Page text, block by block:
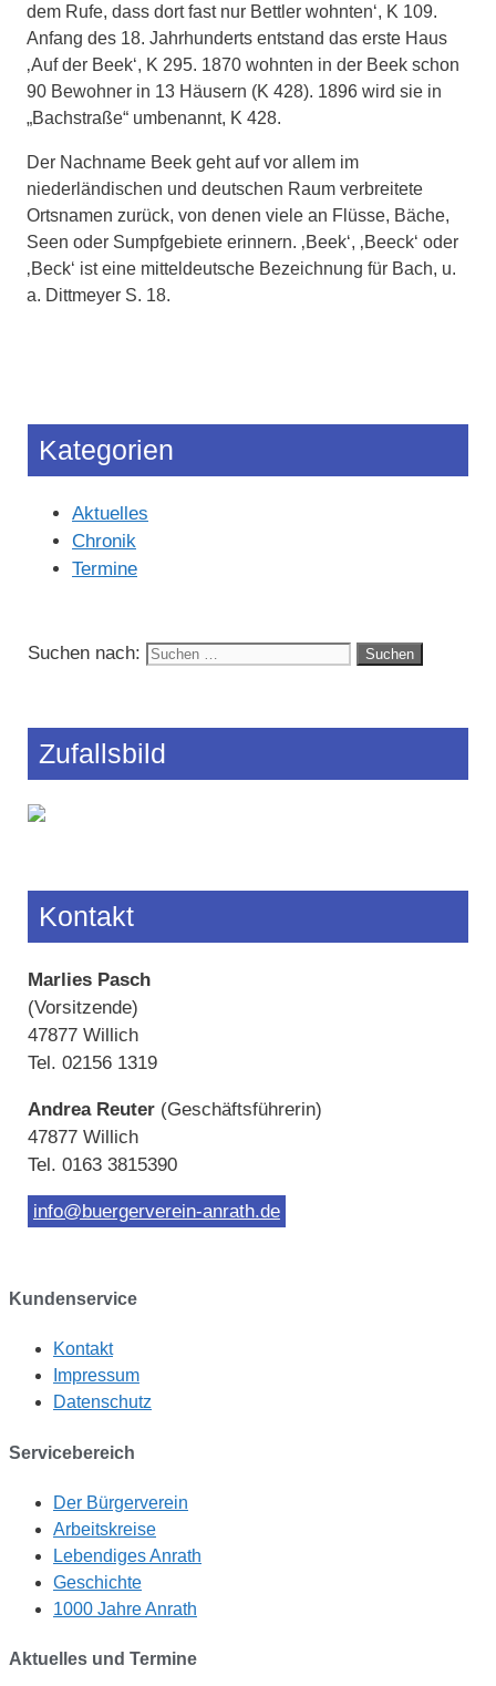
dem Rufe, dass dort fast nur Bettler wohnten‘, K 109.
Anfang des 18. Jahrhunderts entstand das erste Haus
‚Auf der Beek‘, K 295. 1870 wohnten in der Beek schon
90 Bewohner in 13 Häusern (K 428). 1896 wird sie in
„Bachstraße“ umbenannt, K 428.
Der Nachname Beek geht auf vor allem im
niederländischen und deutschen Raum verbreitete
Ortsnamen zurück, von denen viele an Flüsse, Bäche,
Seen oder Sumpfgebiete erinnern. ‚Beek‘, ‚Beeck‘ oder
‚Beck‘ ist eine mitteldeutsche Bezeichnung für Bach, u.
a. Dittmeyer S. 18.
Kategorien
Aktuelles
Chronik
Termine
Suchen nach:
Zufallsbild
Kontakt
Marlies Pasch
(Vorsitzende)
47877 Willich
Tel. 02156 1319
Andrea Reuter (Geschäftsführerin)
47877 Willich
Tel. 0163 3815390
info@buergerverein-anrath.de
Kundenservice
Kontakt
Impressum
Datenschutz
Servicebereich
Der Bürgerverein
Arbeitskreise
Lebendiges Anrath
Geschichte
1000 Jahre Anrath
Aktuelles und Termine